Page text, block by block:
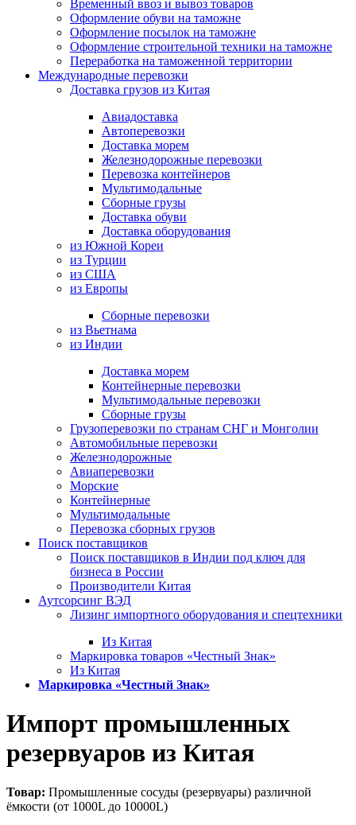
Временный ввоз и вывоз товаров
Оформление обуви на таможне
Оформление посылок на таможне
Оформление строительной техники на таможне
Переработка на таможенной территории
Международные перевозки
Доставка грузов из Китая
Авиадоставка
Автоперевозки
Доставка морем
Железнодорожные перевозки
Перевозка контейнеров
Мультимодальные
Сборные грузы
Доставка обуви
Доставка оборудования
из Южной Кореи
из Турции
из США
из Европы
Сборные перевозки
из Вьетнама
из Индии
Доставка морем
Контейнерные перевозки
Мультимодальные перевозки
Сборные грузы
Грузоперевозки по странам СНГ и Монголии
Автомобильные перевозки
Железнодорожные
Авиаперевозки
Морские
Контейнерные
Мультимодальные
Перевозка сборных грузов
Поиск поставщиков
Поиск поставщиков в Индии под ключ для
бизнеса в России
Производители Китая
Аутсорсинг ВЭД
Лизинг импортного оборудования и спецтехники
Из Китая
Маркировка товаров «Честный Знак»
Из Китая
Маркировка «Честный Знак»
Импорт промышленных
резервуаров из Китая
Товар: Промышленные сосуды (резервуары) различной
ёмкости (от 1000L до 10000L)